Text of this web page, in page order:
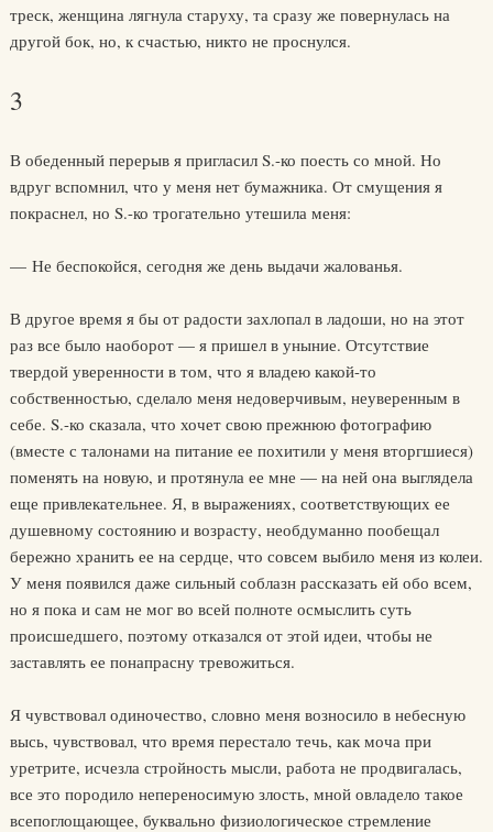
треск, женщина лягнула старуху, та сразу же повернулась на
другой бок, но, к счастью, никто не проснулся.
3
В обеденный перерыв я пригласил S.-ко поесть со мной. Но
вдруг вспомнил, что у меня нет бумажника. От смущения я
покраснел, но S.-ко трогательно утешила меня:
— Не беспокойся, сегодня же день выдачи жалованья.
В другое время я бы от радости захлопал в ладоши, но на этот
раз все было наоборот — я пришел в уныние. Отсутствие
твердой уверенности в том, что я владею какой-то
собственностью, сделало меня недоверчивым, неуверенным в
себе. S.-ко сказала, что хочет свою прежнюю фотографию
(вместе с талонами на питание ее похитили у меня вторгшиеся)
поменять на новую, и протянула ее мне — на ней она выглядела
еще привлекательнее. Я, в выражениях, соответствующих ее
душевному состоянию и возрасту, необдуманно пообещал
бережно хранить ее на сердце, что совсем выбило меня из колеи.
У меня появился даже сильный соблазн рассказать ей обо всем,
но я пока и сам не мог во всей полноте осмыслить суть
происшедшего, поэтому отказался от этой идеи, чтобы не
заставлять ее понапрасну тревожиться.
Я чувствовал одиночество, словно меня возносило в небесную
высь, чувствовал, что время перестало течь, как моча при
уретрите, исчезла стройность мысли, работа не продвигалась,
все это породило непереносимую злость, мной овладело такое
всепоглощающее, буквально физиологическое стремление